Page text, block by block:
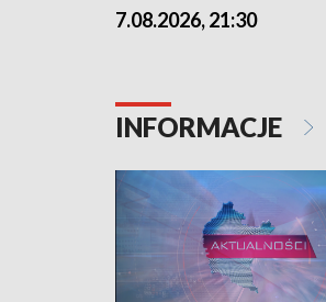
7.08.2026, 21:30
INFORMACJE